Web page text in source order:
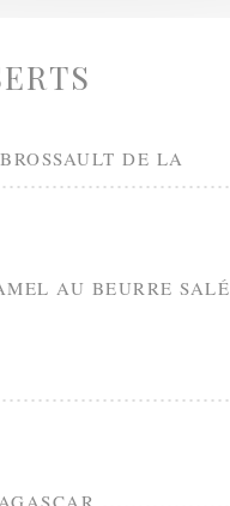
DE LA
AU BEURRE SALÉ